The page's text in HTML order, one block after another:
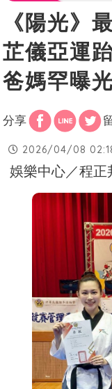
《陽光》
芷儀亞運
爸媽罕曝光
分享
2026/04/08
娛樂中心／程正